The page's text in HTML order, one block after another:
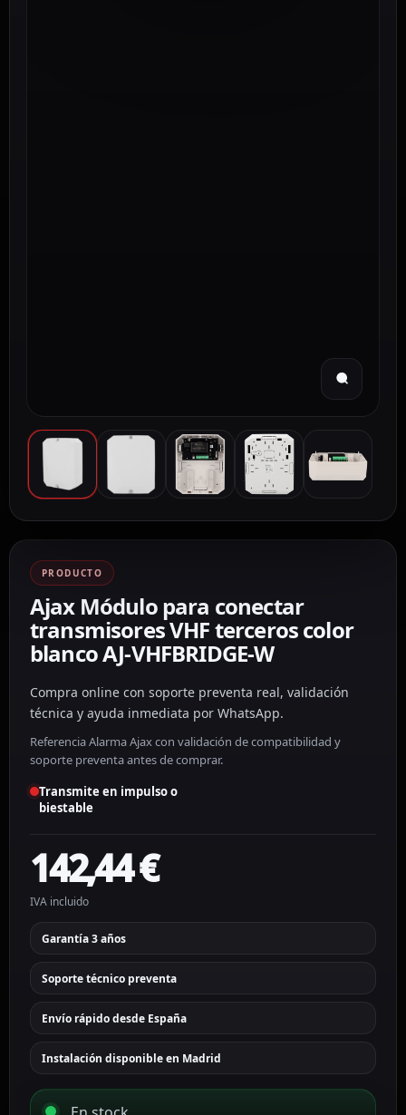
PRODUCTO
Ajax Módulo para conectar
transmisores VHF terceros color
blanco AJ-VHFBRIDGE-W
Compra online con soporte preventa real, validación
técnica y ayuda inmediata por WhatsApp.
Referencia Alarma Ajax con validación de compatibilidad y
soporte preventa antes de comprar.
Transmite en impulso o
biestable
142,44€
IVA incluido
Garantía 3 años
Soporte técnico preventa
Envío rápido desde España
Instalación disponible en Madrid